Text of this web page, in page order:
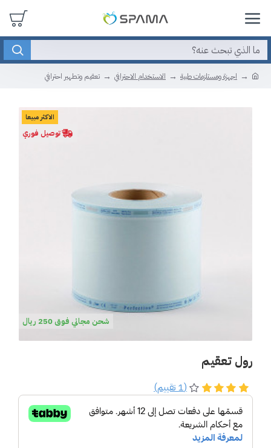
اجهزة ومستلزمات طبية الاستخدام الاحترافي تعقيم وتطهير احترافي
الاكثر مبيعا
توصيل فوري
شحن مجاني فوق 250 ريال
رول تعقيم
(1 تقييم)